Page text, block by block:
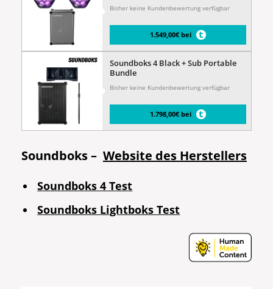
Bisher keine Kundenbewertung verfügbar
1.549,00€ bei
Soundboks 4 Black + Sub Portable
Bundle
Bisher keine Kundenbewertung verfügbar
1.798,00€ bei
Soundboks – Website des Herstellers
Soundboks 4 Test
Soundboks Lightboks Test